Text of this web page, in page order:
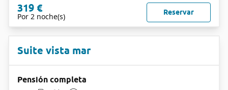
319 €
Por 2 noche(s) Reservar
Suite vista mar
Pensión completa